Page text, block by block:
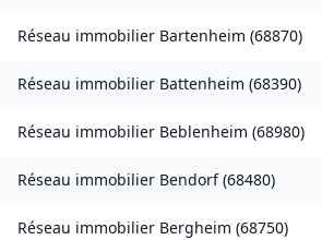
Réseau immobilier Bartenheim (68870)
Réseau immobilier Battenheim (68390)
Réseau immobilier Beblenheim (68980)
Réseau immobilier Bendorf(68480)
Réseau immobilier Bergheim (68750)